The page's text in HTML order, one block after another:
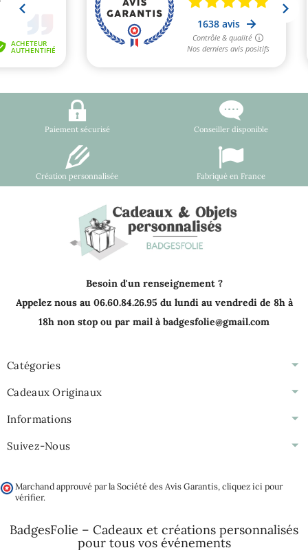
Paiement sécurisé Conseiller disponible
Création personnalisée Fabriqué en France
Besoin d'un renseignement ?
Appelez nous au 06.60.84.26.95 du lundi au vendredi de 8h à
18h non stop ou par mail à badgesfolie@gmail.com
Catégories
Cadeaux Originaux
Informations
Suivez-Nous
Marchand approuvé par la Société des Avis Garantis, cliquez ici pour
vérifier.
BadgesFolie – Cadeaux et créations personnalisés
pour tous vos événements